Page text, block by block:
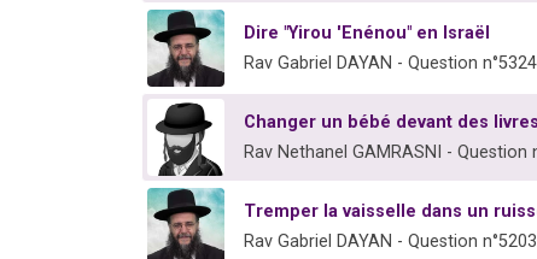
Dire "Yirou 'Enénou" en Israël
Rav Gabriel DAYAN - Question
Changer un bébé devant des
Rav Nethanel GAMRASNI - Question
Tremper la vaisselle dans un
Rav Gabriel DAYAN - Question